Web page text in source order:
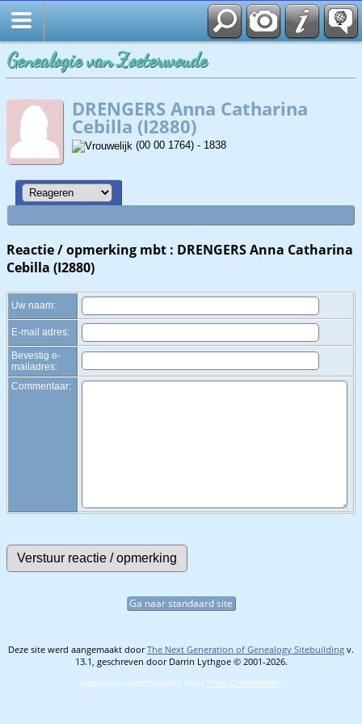
Genealogie van Zoeterwoude
DRENGERS Anna Catharina
Cebilla (I2880)
(00 00 1764) - 1838
Reactie / opmerking mbt : DRENGERS Anna Catharina
Cebilla (I2880)
Uw naam:
E-mail adres:
Bevestig e-
mailadres:
Commentaar:
Ga naar standaard site
Deze site werd aangemaakt doorThe Next Generation of Genealogy Sitebuilding v.
13.1, geschreven door Darrin Lythgoe © 2001-2026.
Gegevens onderhouden door Thea Onderwater.